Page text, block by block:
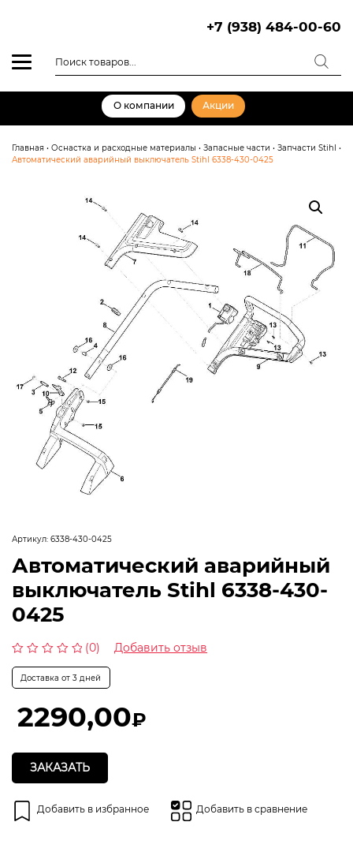
+7 (938) 484-00-60
товаров
О компании Акции
Главная • Оснастка и расходные материалы • Запасные части • Запчасти Stihl •
Автоматический аварийный выключатель Stihl 6338-430-0425
Артикул: 6338-430-0425
Автоматический аварийный
выключатель Stihl 6338-430-
0425
из
(0) Добавить отзыв
Доставка от 3 дней
2290,00₽
ЗАКАЗАТЬ
Добавить в избранное Добавить в сравнение